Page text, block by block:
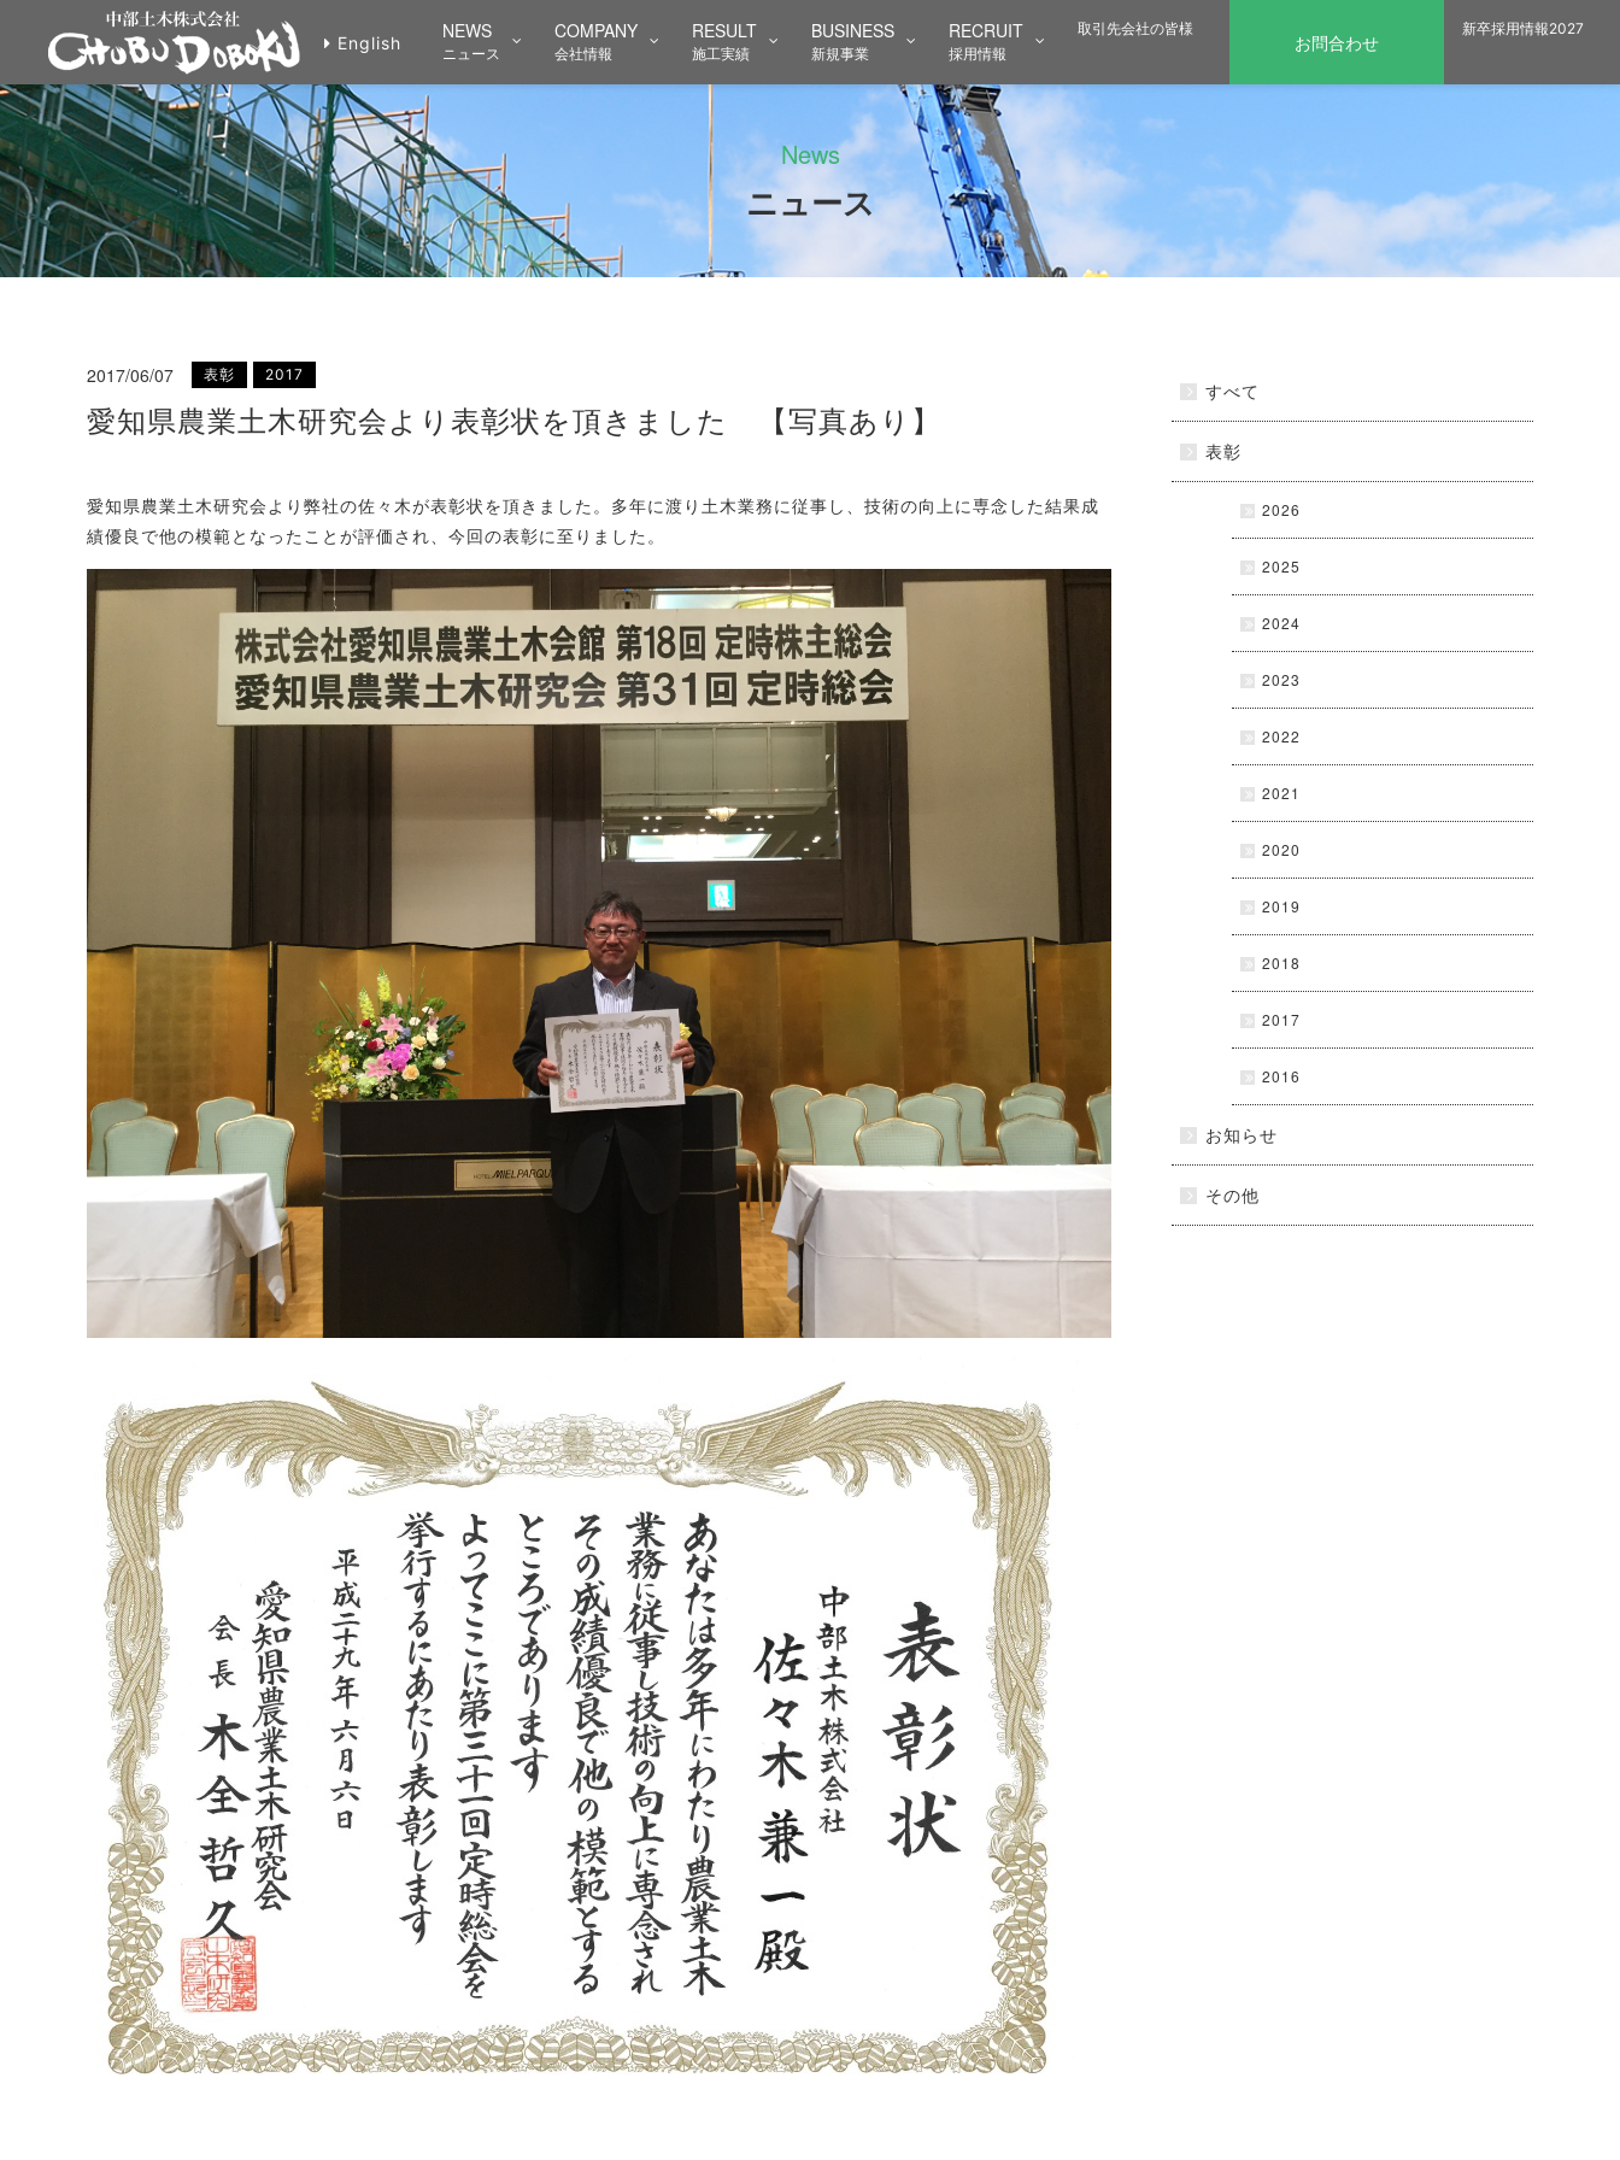
愛知県農業土木研究会より表彰状を頂きました 【写真あり】 | ニュース | 中部土木株式会社 - 土木・舗装施工を主体とした建設会社
English
NEWS
ニュース
COMPANY
会社情報
RESULT
施工実績
BUSINESS
新規事業
RECRUIT
採用情報
取引先会社の皆様
お問合わせ
新卒採用情報2027
News
ニュース
2017/06/07 表彰 2017
愛知県農業土木研究会より表彰状を頂きました 【写真あり】
愛知県農業土木研究会より弊社の佐々木が表彰状を頂きました。多年に渡り土木業務に従事し、技術の向上に専念した結果成
績優良で他の模範となったことが評価され、今回の表彰に至りました。
すべて
表彰
2026
2025
2024
2023
2022
2021
2020
2019
2018
2017
2016
お知らせ
その他